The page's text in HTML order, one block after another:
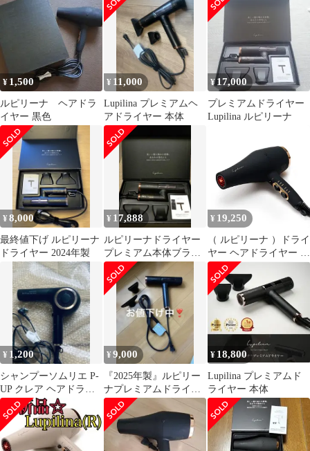
イオンヘアドライヤー
¥ 1,500
ルピリーナ ヘアドラ
イヤー 黒色
¥ 11,000
Lupilina プレミアムヘ
アドライヤー 本体
¥ 17,000
プレミアムドライヤー
Lupilina ルピリーナ
¥8,000
最終値下げ ルピリーナ
ドライヤー 2024年製
¥ 17,888
ルピリーナドライヤー
プレミアム本体ブラッ
ク
¥ 19,250
（ ルピリーナ ）ドライ
ヤー ヘアドライヤー プ
ラズマイオン 遠赤外線
大風量 速乾 軽量 (ブラ
ック)pms 1caaf641
¥ 1,200
シャンプーソムリエ P-
UP クレア ヘアドライ
ヤー ブラック ジャンク
品
¥9,000
『2025年製』ルピリー
ナプレミアムドライヤ
ー
¥ 18,800
Lupilina プレミアムド
ライヤー 本体